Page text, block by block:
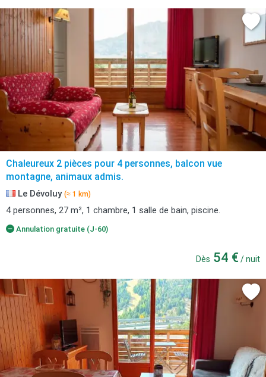
Chaleureux 2 pièces pour 4 personnes, balcon vue
montagne, animaux admis.
Le Dévoluy (≈ 1 km)
4 personnes, 27 m², 1 chambre, 1 salle de bain, piscine.
Annulation gratuite (J-60)
Dès 54 € / nuit